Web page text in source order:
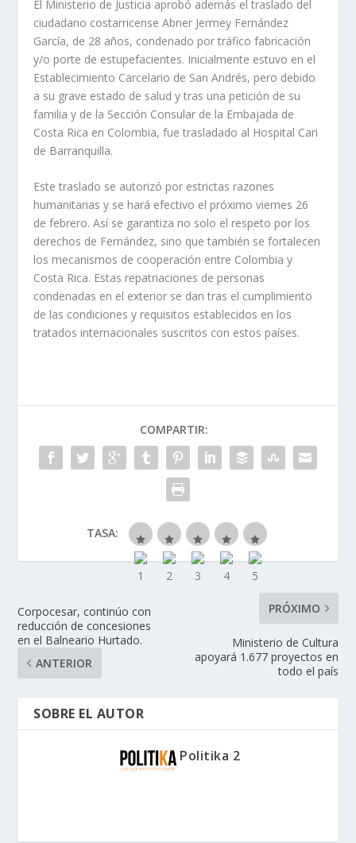
El Ministerio de Justicia aprobó además el traslado del
ciudadano costarricense Abner Jermey Fernández
García, de 28 años, condenado por tráfico fabricación
y/o porte de estupefacientes. Inicialmente estuvo en el
Establecimiento Carcelario de San Andrés, pero debido
a su grave estado de salud y tras una petición de su
familia y de la Sección Consular de la Embajada de
Costa Rica en Colombia, fue trasladado al Hospital Cari
de Barranquilla.
Este traslado se autorizó por estrictas razones
humanitarias y se hará efectivo el próximo viernes 26
de febrero. Así se garantiza no solo el respeto por los
derechos de Fernández, sino que también se fortalecen
los mecanismos de cooperación entre Colombia y
Costa Rica. Estas repatriaciones de personas
condenadas en el exterior se dan tras el cumplimiento
de las condiciones y requisitos establecidos en los
tratados internacionales suscritos con estos países.
COMPARTIR:
TASA:
Corpocesar, continúo con
reducción de concesiones
en el Balneario Hurtado.
ANTERIOR
PRÓXIMO
Ministerio de Cultura
apoyará 1.677 proyectos en
todo el país
SOBRE EL AUTOR
Politika 2